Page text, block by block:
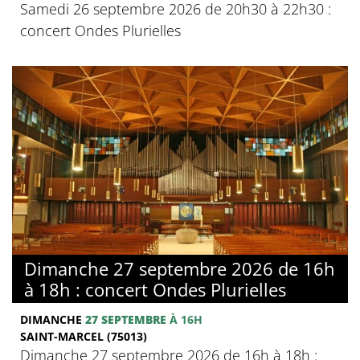
Samedi 26 septembre 2026 de 20h30 à 22h30 :
concert Ondes Plurielles
Dimanche 27 septembre 2026 de 16h
à 18h : concert Ondes Plurielles
DIMANCHE 27 SEPTEMBRE À 16H
SAINT-MARCEL (75013)
Dimanche 27 septembre 2026 de 16h à 18h :